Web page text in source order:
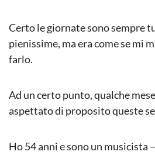
Certo le giornate sono sempre
pienissime, ma era come se mi
farlo.
Ad un certo punto, qualche
aspettato di proposito queste
Ho 54 anni e sono un musicista